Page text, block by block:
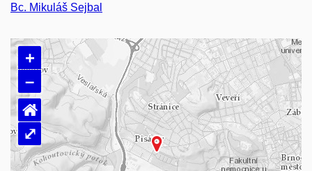
Bc. Mikuláš Sejbal
Načítám mapu…
+
–
⌂
⤢